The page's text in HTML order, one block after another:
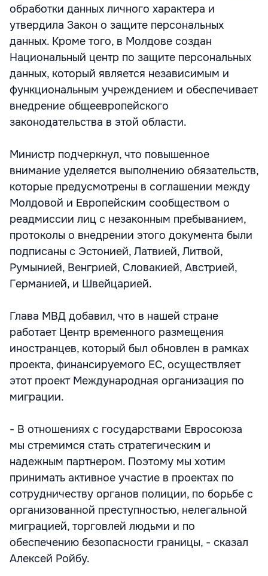
обработки данных личного характера и
утвердила Закон о защите персональных
данных. Кроме того, в Молдове создан
Национальный центр по защите персональных
данных, который является независимым и
функциональным учреждением и обеспечивает
внедрение общеевропейского
законодательства в этой области.
Министр подчеркнул, что повышенное
внимание уделяется выполнению обязательств,
которые предусмотрены в соглашении между
Молдовой и Европейским сообществом о
реадмиссии лиц с незаконным пребыванием,
протоколы о внедрении этого документа были
подписаны с Эстонией, Латвией, Литвой,
Румынией, Венгрией, Словакией, Австрией,
Германией, и Швейцарией.
Глава МВД добавил, что в нашей стране
работает Центр временного размещения
иностранцев, который был обновлен в рамках
проекта, финансируемого ЕС, осуществляет
этот проект Международная организация по
миграции.
- В отношениях с государствами Евросоюза
мы стремимся стать стратегическим и
надежным партнером. Поэтому мы хотим
принимать активное участие в проектах по
сотрудничеству органов полиции, по борьбе с
организованной преступностью, нелегальной
миграцией, торговлей людьми и по
обеспечению безопасности границы, - сказал
Алексей Ройбу.